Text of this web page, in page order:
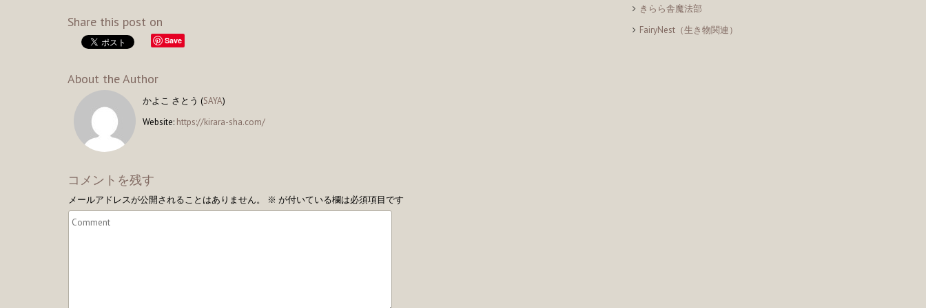
Share this post on
Save
About the Author
かよこ さとう (SAYA)
Website: https://kirara-sha.com/
コメントを残す
メールアドレスが公開されることはありません。 ※ が付いている欄は必須項目です
きらら舎魔法部
FairyNest（生き物関連）